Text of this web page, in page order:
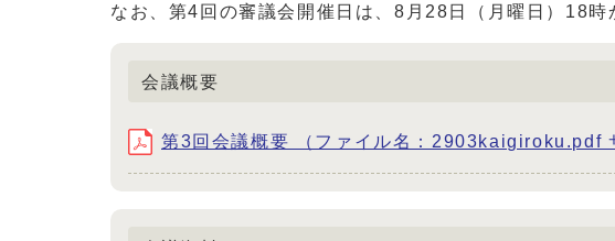
なお、第4回の審議会開催日は、8月28日（月曜日）18時
会議概要
第3回会議概要 （ファイル名：2903kaigiroku.pdf